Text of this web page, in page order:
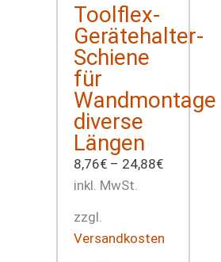
Toolflex-
Gerätehalter-
Schiene
für
Wandmontage
diverse
Längen
8,76€ – 24,88€
inkl. MwSt.
zzgl.
Versandkosten